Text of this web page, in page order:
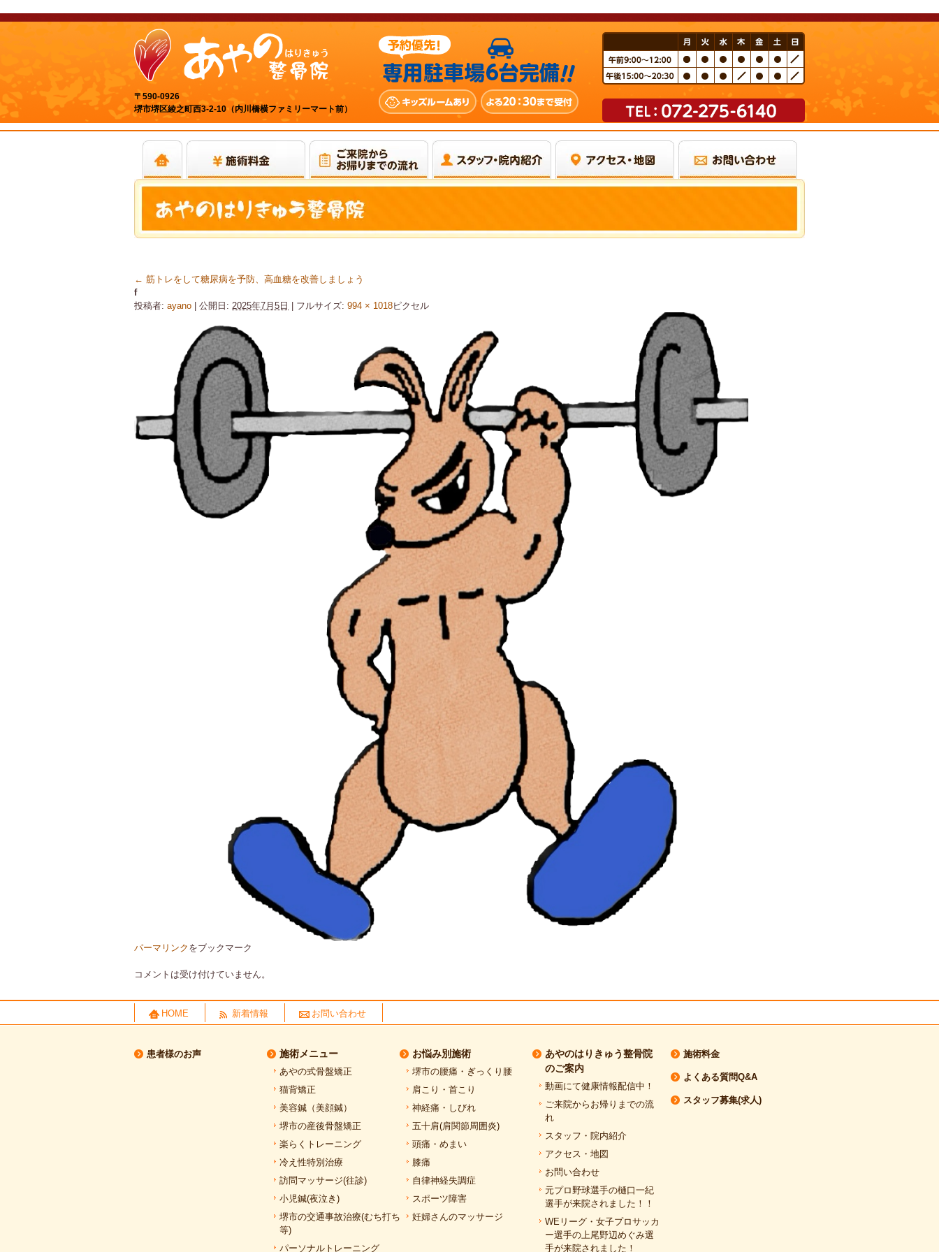
〒590-0926
堺市堺区綾之町西3-2-10（内川橋横ファミリーマート前）
← 筋トレをして糖尿病を予防、高血糖を改善しましょう
f
投稿者: ayano 公開日: 2025年7月5日 フルサイズ: 994 × 1018ピクセル
パーマリンク をブックマーク
コメントは受け付けていません。
HOME 新着情報 お問い合わせ
患者様のお声 施術メニュー
あやの式骨盤矯正
猫背矯正
美容鍼（美顔鍼）
堺市の産後骨盤矯正
楽らくトレーニング
冷え性特別治療
訪問マッサージ(往診)
小児鍼(夜泣き)
堺市の交通事故治療(むち打ち
等)
パーソナルトレーニング
お悩み別施術
堺市の腰痛・ぎっくり腰
肩こり・首こり
神経痛・しびれ
五十肩(肩関節周囲炎)
頭痛・めまい
膝痛
自律神経失調症
スポーツ障害
妊婦さんのマッサージ
あやのはりきゅう整骨院
のご案内
動画にて健康情報配信中！
ご来院からお帰りまでの流
れ
スタッフ・院内紹介
アクセス・地図
お問い合わせ
元プロ野球選手の樋口一紀
選手が来院されました！！
WEリーグ・女子プロサッカ
ー選手の上尾野辺めぐみ選
手が来院されました！
施術料金
よくある質問Q&A
スタッフ募集(求人)